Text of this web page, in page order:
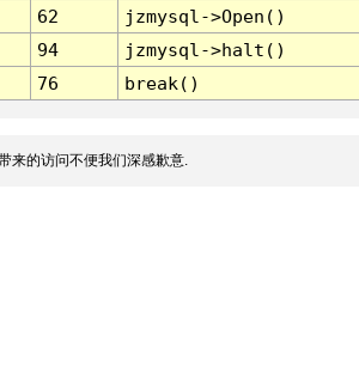
62
jzmysql->Open()
94
jzmysql->halt()
76 break()
来的访问不便我们深感歉意.